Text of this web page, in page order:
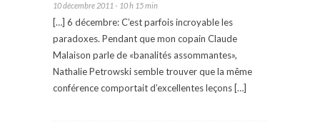
10 décembre 2011 - 10 h 15 min
[…] 6 décembre: C’est parfois incroyable les
paradoxes. Pendant que mon copain Claude
Malaison parle de «banalités assommantes»,
Nathalie Petrowski semble trouver que la même
conférence comportait d’excellentes leçons […]